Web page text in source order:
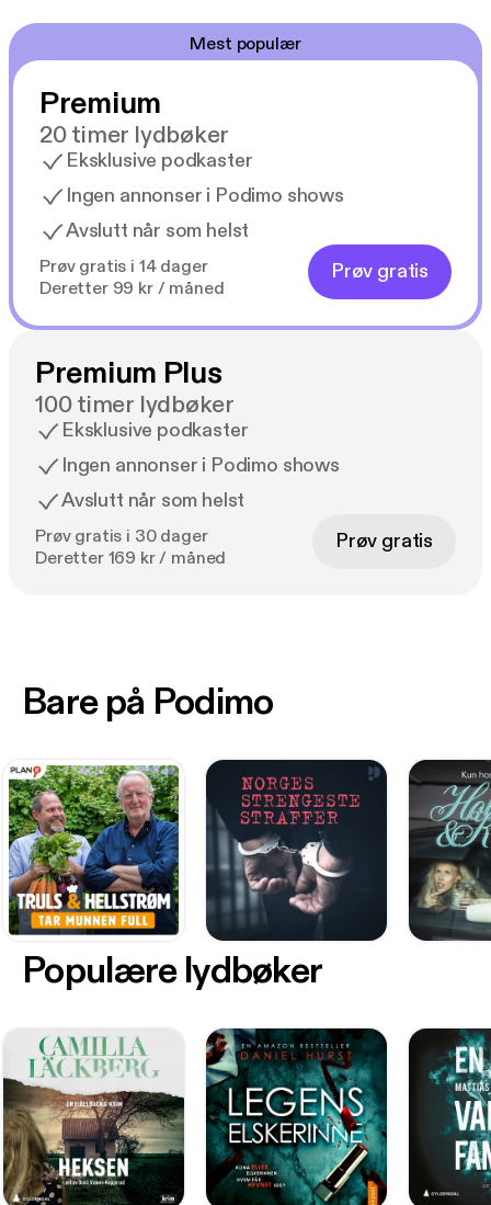
Mest populær
Premium
20 timer lydbøker
Eksklusive podkaster
Ingen annonser i Podimo shows
Avslutt når som helst
Prøv gratis i 14 dager
Deretter 99 kr / måned
Prøv gratis
Premium Plus
100 timer lydbøker
Eksklusive podkaster
Ingen annonser i Podimo shows
Avslutt når som helst
Prøv gratis i 30 dager
Deretter 169 kr / måned
Prøv gratis
Bare på Podimo
Populære lydbøker